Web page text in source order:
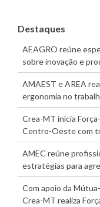
Destaques
AEAGRO reúne
sobre inovação e
AMAEST e AREA
ergonomia no
Crea-MT inicia
Centro-Oeste com
AMEC reúne
estratégias para
Com apoio da
Crea-MT realiza